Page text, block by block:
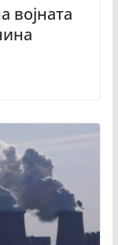
војната